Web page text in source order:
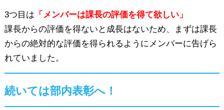
3つ目は 「メンバーは課長の評価を得て欲しい」
課長からの評価を得ないと成長はないため、まずは課長
からの絶対的な評価を得られるようにメンバーに告げら
れていました。
続いては部内表彰へ！